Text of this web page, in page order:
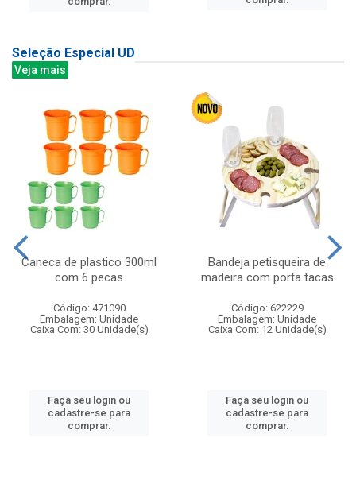
Seleção Especial UD
Veja mais
Caneca de plastico 300ml
com 6 pecas
Código: 471090
Embalagem: Unidade
Caixa Com: 30 Unidade(s)
Faça seu login ou
cadastre-se para
comprar.
Bandeja petisqueira de
madeira com porta tacas
Código: 622229
Embalagem: Unidade
Caixa Com: 12 Unidade(s)
Faça seu login ou
cadastre-se para
comprar.